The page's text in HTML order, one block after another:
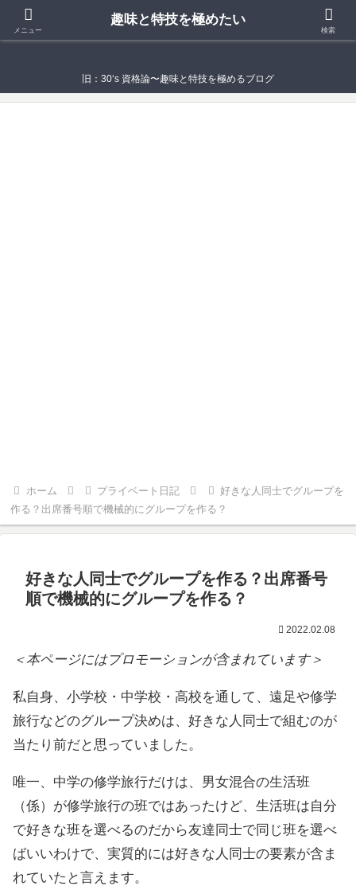
趣味と特技を極めたい
旧：30‘s 資格論〜趣味と特技を極めるブログ
ホーム プライベート日記
好きな人同士でグループを
作る？出席番号順で機械的にグループを作る？
好きな人同士でグループを作る？出席番号
順で機械的にグループを作る？
2022.02.08
＜本ページにはプロモーションが含まれています＞
私自身、小学校・中学校・高校を通して、遠足や修学
旅行などのグループ決めは、好きな人同士で組むのが
当たり前だと思っていました。
唯一、中学の修学旅行だけは、男女混合の生活班
（係）が修学旅行の班ではあったけど、生活班は自分
で好きな班を選べるのだから友達同士で同じ班を選べ
ばいいわけで、実質的には好きな人同士の要素が含ま
れていたと言えます。
メニュー
趣味と特技を極めたい
検索